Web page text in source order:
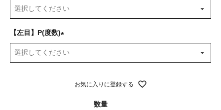
(
必
)
【左目】P(度数)
(
必
お気に入りに登録する